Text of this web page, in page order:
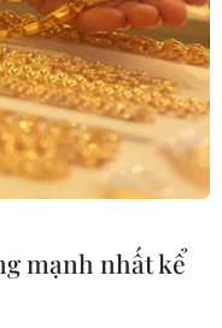
tại
dân
mạnh nhất kể